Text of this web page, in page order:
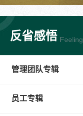
反省感悟 Feeling
管理团队专辑
员工专辑